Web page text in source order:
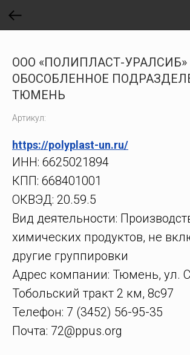
ООО «ПОЛИПЛАСТ-УРАЛСИБ»
ОБОСОБЛЕННОЕ
ТЮМЕНЬ
Артикул:
https://polyplast-un.ru/
ИНН: 6625021894
КПП: 668401001
ОКВЭД: 20.59.5
Вид деятельности:
химических продуктов, не
другие группировки
Адрес компании: Тюмень, ул.
Тобольский тракт 2 км, 8с97
Телефон: 7 (3452) 56-95-35
Почта: 72@ppus.org